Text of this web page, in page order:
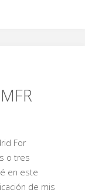
For
o tres
en este
de mis